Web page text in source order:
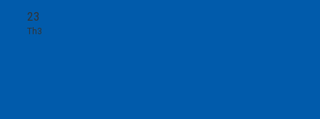
23
Th3